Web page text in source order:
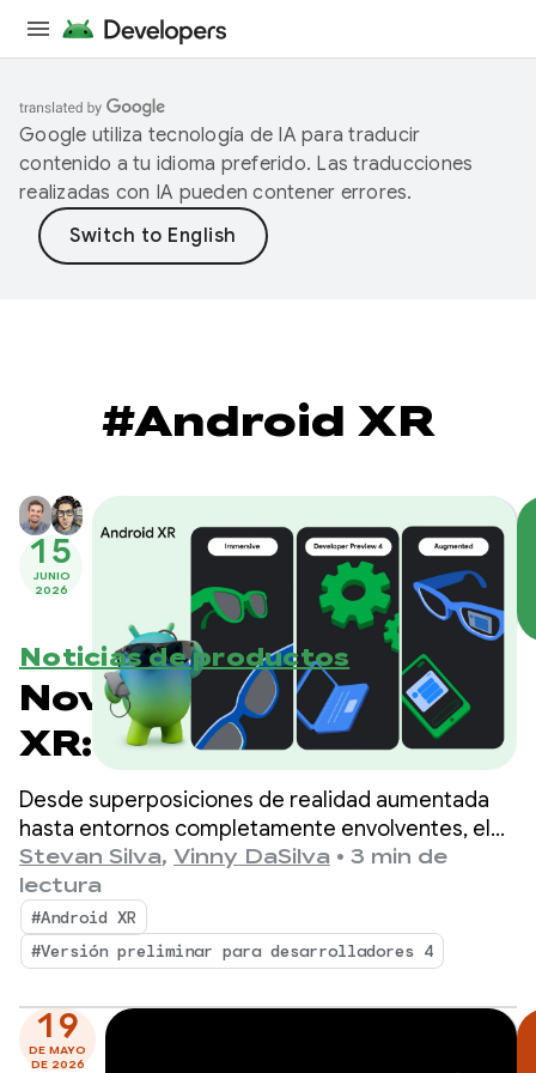
Google utiliza tecnología de IA para traducir
contenido a tu idioma preferido. Las traducciones
realizadas con IA pueden contener errores.
#Android XR
15
JUNIO
2026
Noticias de productos
Novedades de Android
XR: Herramientas,
compatibilidad con
motores y
actualizaciones del
ecosistema
Desde superposiciones de realidad aumentada
hasta entornos completamente envolventes, el
ecosistema de Android XR se expande
rápidamente, y el Samsung Galaxy XR ya está
disponible.
Stevan Silva, Vinny DaSilva • 3 min de
lectura
#Android XR
#Versión preliminar para desarrolladores 4
19
DE MAYO
DE 2026